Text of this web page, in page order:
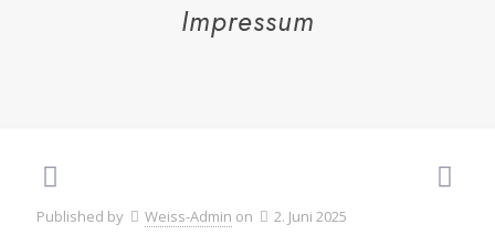
Impressum
Published by Weiss-Admin on 2. Juni 2025